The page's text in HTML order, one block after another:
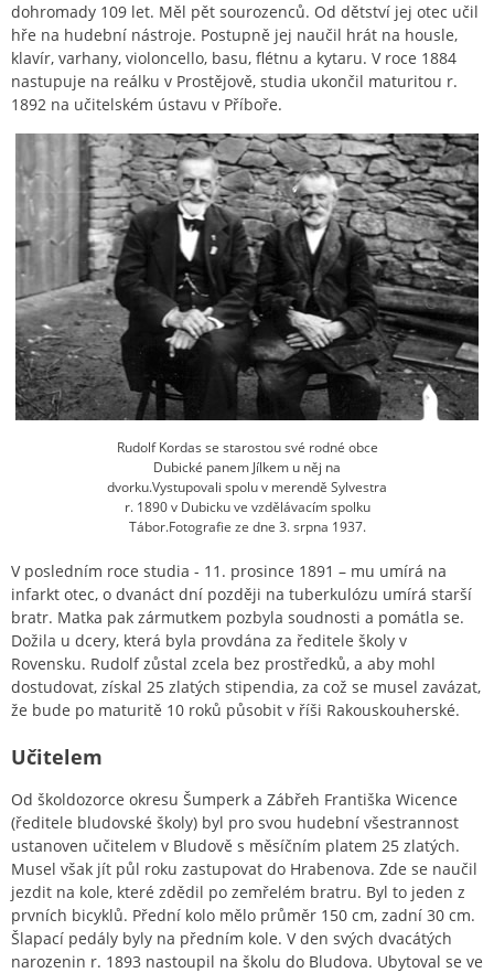
dohromady 109 let. Měl pět sourozenců. Od dětství jej otec učil
hře na hudební nástroje. Postupně jej naučil hrát na housle,
klavír, varhany, violoncello, basu, flétnu a kytaru. V roce 1884
nastupuje na reálku v Prostějově, studia ukončil maturitou r.
1892 na učitelském ústavu v Příboře.
Rudolf Kordas se starostou své rodné obce
Dubické panem Jílkem u něj na
dvorku.Vystupovali spolu v merendě Sylvestra
r. 1890 v Dubicku ve vzdělávacím spolku
Tábor.Fotografie ze dne 3. srpna 1937.
V posledním roce studia - 11. prosince 1891 – mu umírá na
infarkt otec, o dvanáct dní později na tuberkulózu umírá starší
bratr. Matka pak zármutkem pozbyla soudnosti a pomátla se.
Dožila u dcery, která byla provdána za ředitele školy v
Rovensku. Rudolf zůstal zcela bez prostředků, a aby mohl
dostudovat, získal 25 zlatých stipendia, za což se musel zavázat,
že bude po maturitě 10 roků působit v říši Rakouskouherské.
Učitelem
Od školdozorce okresu Šumperk a Zábřeh Františka Wicence
(ředitele bludovské školy) byl pro svou hudební všestrannost
ustanoven učitelem v Bludově s měsíčním platem 25 zlatých.
Musel však jít půl roku zastupovat do Hrabenova. Zde se naučil
jezdit na kole, které zdědil po zemřelém bratru. Byl to jeden z
prvních bicyklů. Přední kolo mělo průměr 150 cm, zadní 30 cm.
Šlapací pedály byly na předním kole. V den svých dvacátých
narozenin r. 1893 nastoupil na školu do Bludova. Ubytoval se ve